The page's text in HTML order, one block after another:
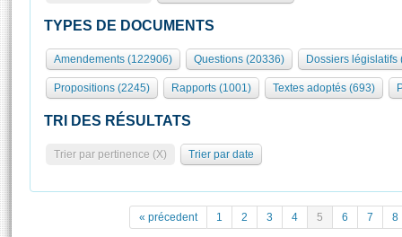
Présidence
577 députés
Groupes politiques
Séance publique
Commissions et autres organes
Europe et International
Pétitions
Rôle et pouvoirs de l'Assemblée
Organisation de l'Assemblée
Présidence Conférence des Présidents Bureau Collège des
Statistiques et chiffres clés
Documents de référence
( Constitution | Règlement de l'Assemblée ... )
Visiter l'Assemblée
Visite virtuelle du palais Bourbon
Assister à une séance
La Bibliothèque
TYPES DE DOCUMENTS
Amendements (122906) Questions (20336) Dossiers législatifs
Propositions (2245) Rapports (1001) Textes adoptés (693)
TRI DES RÉSULTATS
Trier par pertinence (X) Trier par date
« précedent 1 2 3 4 5 6 7 8